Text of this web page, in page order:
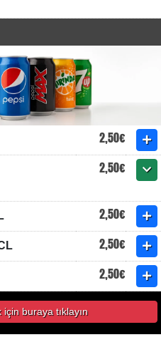
2,50€
2,50€
2,50€
2,50€
2,50€
buraya tıklayın